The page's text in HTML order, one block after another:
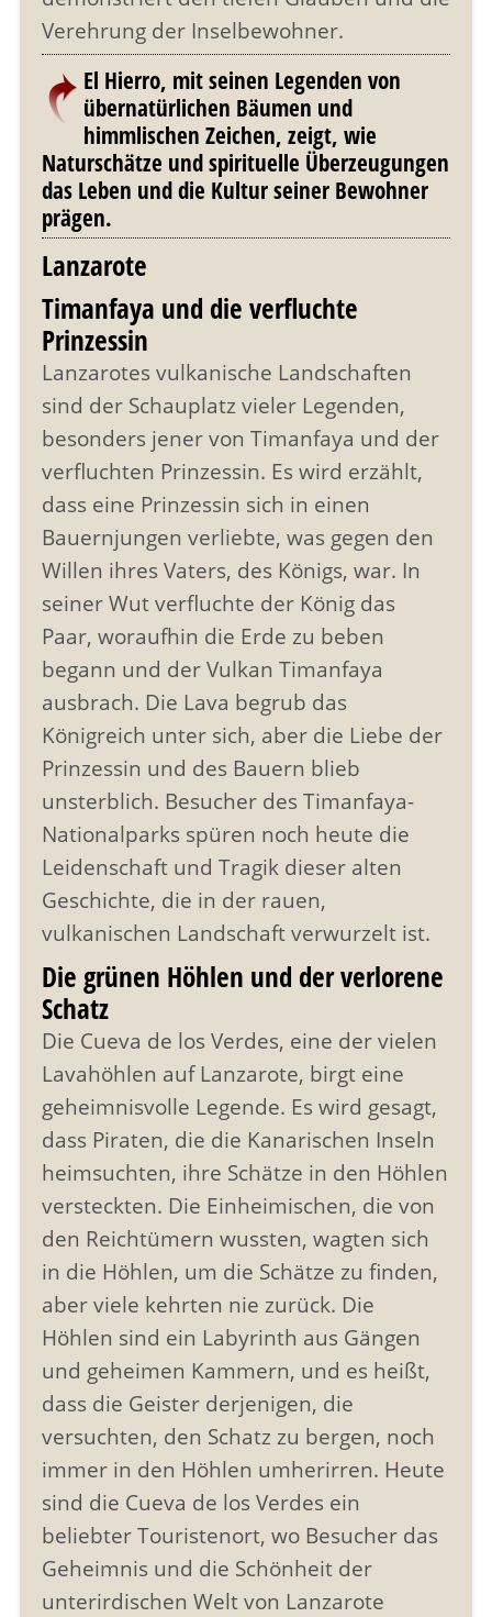
Verehrung der Inselbewohner.
El Hierro, mit seinen Legenden von
übernatürlichen Bäumen und
himmlischen Zeichen, zeigt, wie
Naturschätze und spirituelle Überzeugungen
das Leben und die Kultur seiner Bewohner
prägen.
Lanzarote
Timanfaya und die verfluchte
Prinzessin
Lanzarotes vulkanische Landschaften
sind der Schauplatz vieler Legenden,
besonders jener von Timanfaya und der
verfluchten Prinzessin. Es wird erzählt,
dass eine Prinzessin sich in einen
Bauernjungen verliebte, was gegen den
Willen ihres Vaters, des Königs, war. In
seiner Wut verfluchte der König das
Paar, woraufhin die Erde zu beben
begann und der Vulkan Timanfaya
ausbrach. Die Lava begrub das
Königreich unter sich, aber die Liebe der
Prinzessin und des Bauern blieb
unsterblich. Besucher des Timanfaya-
Nationalparks spüren noch heute die
Leidenschaft und Tragik dieser alten
Geschichte, die in der rauen,
vulkanischen Landschaft verwurzelt ist.
Die grünen Höhlen und der verlorene
Schatz
Die Cueva de los Verdes, eine der vielen
Lavahöhlen auf Lanzarote, birgt eine
geheimnisvolle Legende. Es wird gesagt,
dass Piraten, die die Kanarischen Inseln
heimsuchten, ihre Schätze in den Höhlen
versteckten. Die Einheimischen, die von
den Reichtümern wussten, wagten sich
in die Höhlen, um die Schätze zu finden,
aber viele kehrten nie zurück. Die
Höhlen sind ein Labyrinth aus Gängen
und geheimen Kammern, und es heißt,
dass die Geister derjenigen, die
versuchten, den Schatz zu bergen, noch
immer in den Höhlen umherirren. Heute
sind die Cueva de los Verdes ein
beliebter Touristenort, wo Besucher das
Geheimnis und die Schönheit der
unterirdischen Welt von Lanzarote